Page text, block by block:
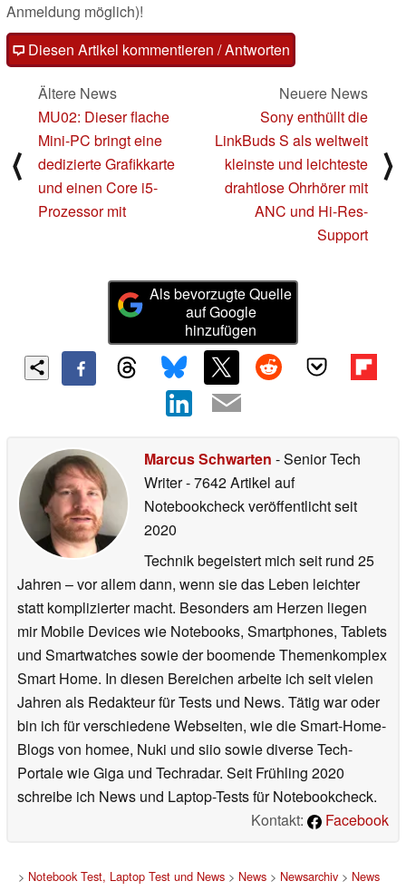
Anmeldung möglich)!
Diesen Artikel kommentieren / Antworten
⟨
Ältere News
MU02: Dieser flache
Mini-PC bringt eine
dedizierte Grafikkarte
und einen Core i5-
Prozessor mit
Neuere News
Sony enthüllt die
LinkBuds S als weltweit
kleinste und leichteste
drahtlose Ohrhörer mit
ANC und Hi-Res-
Support
⟩
Als bevorzugte Quelle
auf Google
hinzufügen
Marcus Schwarten - Senior Tech
Writer- 7642 Artikel auf
Notebookcheck veröffentlichtseit
2020
Technik begeistert mich seit rund 25
Jahren – vor allem dann, wenn sie das Leben leichter
statt komplizierter macht. Besonders am Herzen liegen
mir Mobile Devices wie Notebooks, Smartphones, Tablets
und Smartwatches sowie der boomende Themenkomplex
Smart Home. In diesen Bereichen arbeite ich seit vielen
Jahren als Redakteur für Tests und News. Tätig war oder
bin ich für verschiedene Webseiten, wie die Smart-Home-
Blogs von homee, Nuki und siio sowie diverse Tech-
Portale wie Giga und Techradar. Seit Frühling 2020
schreibe ich News und Laptop-Tests für Notebookcheck.
Kontakt:
Facebook
> Notebook Test, Laptop Test und News> News> Newsarchiv> News